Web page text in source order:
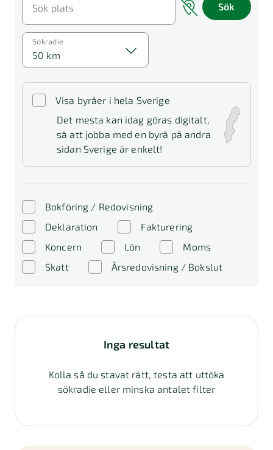
Sök plats Sök
Visa byråer i hela Sverige
Det mesta kan idag göras digitalt,
så att jobba med en byrå på andra
sidan Sverige är enkelt!
Sökradie
50 km
Bokföring / Redovisning
Deklaration
Fakturering
Koncern
Lön
Moms
Skatt
Årsredovisning / Bokslut
Inga resultat
Kolla så du stavat rätt, testa att uttöka
sökradie eller minska antalet filter